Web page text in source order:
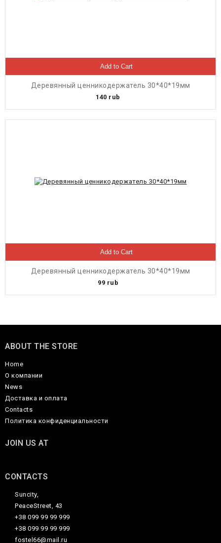
Add to Cart
Деревянный ценникодержатель 30*40*19мм
140 rub
Add to Cart
Деревянный ценникодержатель 30*40*19мм
99 rub
ABOUT THE STORE
Home
О компании
News
Доставка и оплата
Contacts
Политика конфиденциальности
JOIN US AT
CONTACTS
Suncity,
PeaceStreet, 43
+38 099 99 99 999
+38 099 99 99 999
fostel66@mail.ru